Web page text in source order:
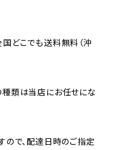
どこでも送料無料（沖
種類は当店にお任せにな
で、配達日時のご指定